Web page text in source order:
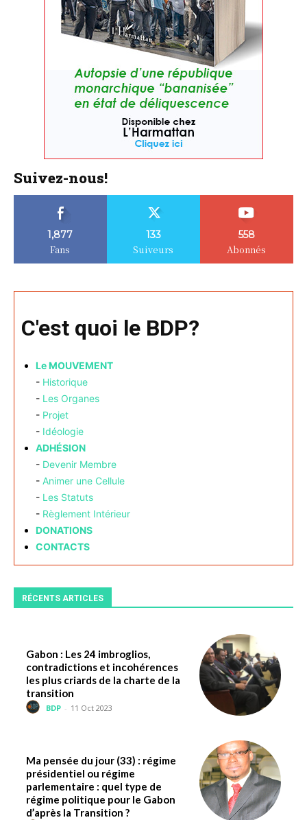
Suivez-nous!
1,877
Fans
133
Suiveurs
558
Abonnés
C'est quoi le BDP?
Le MOUVEMENT
- Historique
- Les Organes
- Projet
- Idéologie
ADHÉSION
- Devenir Membre
- Animer une Cellule
- Les Statuts
- Règlement Intérieur
DONATIONS
CONTACTS
RÉCENTS ARTICLES
Gabon : Les 24 imbroglios,
contradictions et incohérences
les plus criards de la charte de la
transition
BDP - 11 Oct 2023
Ma pensée du jour (33) : régime
présidentiel ou régime
parlementaire : quel type de
régime politique pour le Gabon
d’après la Transition ?